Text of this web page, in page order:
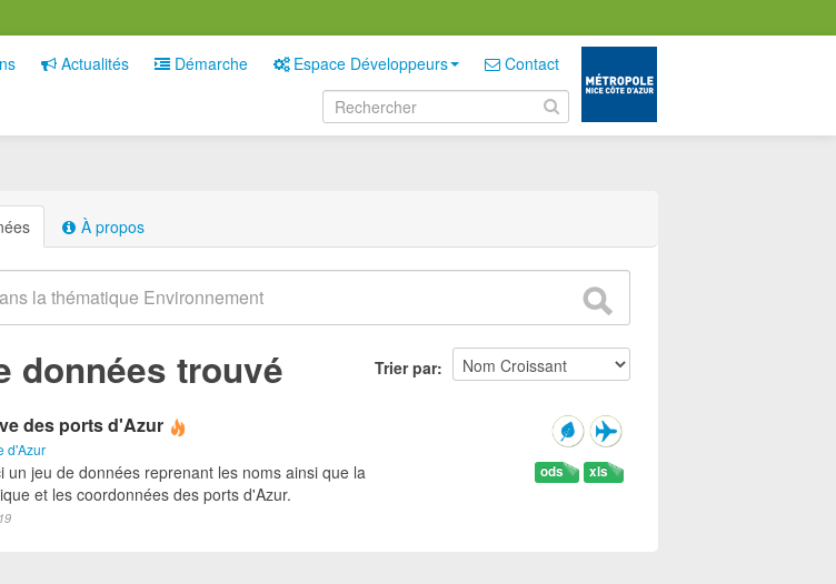
Actualités Démarche Espace Développeurs Contact
À propos
Trier par
données trouvé
des ports d'Azur
d'Azur
xls
ods
un jeu de données reprenant les noms ainsi que la
et les coordonnées des ports d'Azur.